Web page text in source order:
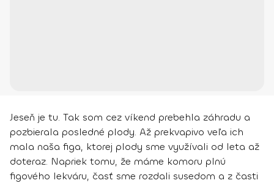
Jeseň je tu. Tak som cez víkend prebehla záhradu a
pozbierala posledné plody. Až prekvapivo veľa ich
mala naša figa, ktorej plody sme využívali od leta až
doteraz. Napriek tomu, že máme komoru plnú
figového lekváru, časť sme rozdali susedom a z časti